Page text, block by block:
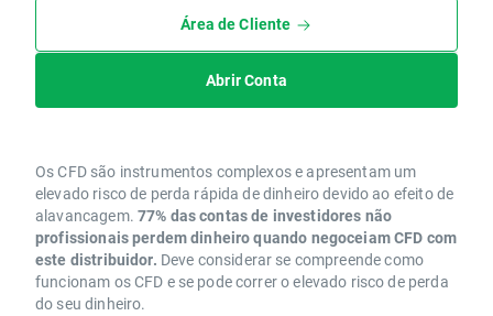
Área de Cliente
Abrir Conta
Os CFD são instrumentos complexos e apresentam um
elevado risco de perda rápida de dinheiro devido ao efeito de
alavancagem. 77% das contas de investidores não
profissionais perdem dinheiro quando negoceiam CFD com
este distribuidor. Deve considerar se compreende como
funcionam os CFD e se pode correr o elevado risco de perda
do seu dinheiro.